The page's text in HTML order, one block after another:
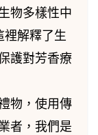
物多樣性中
裡解釋了生
護對芳香療
物，使用傳
者，我們是